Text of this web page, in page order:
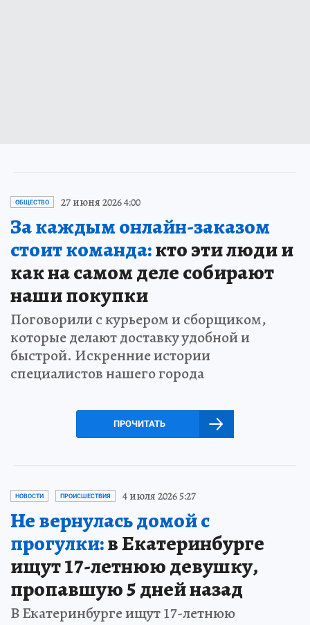
ОБЩЕСТВО 27 июня 2026 4:00
За каждым онлайн-заказом
стоит команда:кто эти люди и
как на самом деле собирают
наши покупки
Поговорили с курьером и сборщиком,
которые делают доставку удобной и
быстрой. Искренние истории
специалистов нашего города
ПРОЧИТАТЬ
НОВОСТИ ПРОИСШЕСТВИЯ 4 июля 2026 5:27
Не вернулась домой с
прогулки:в Екатеринбурге
ищут 17-летнюю девушку,
пропавшую 5 дней назад
В Екатеринбурге ищут 17-летнюю